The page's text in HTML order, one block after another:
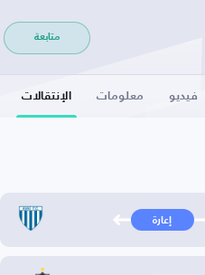
متابعة
فيديو معلومات الإنتقالات
إعارة